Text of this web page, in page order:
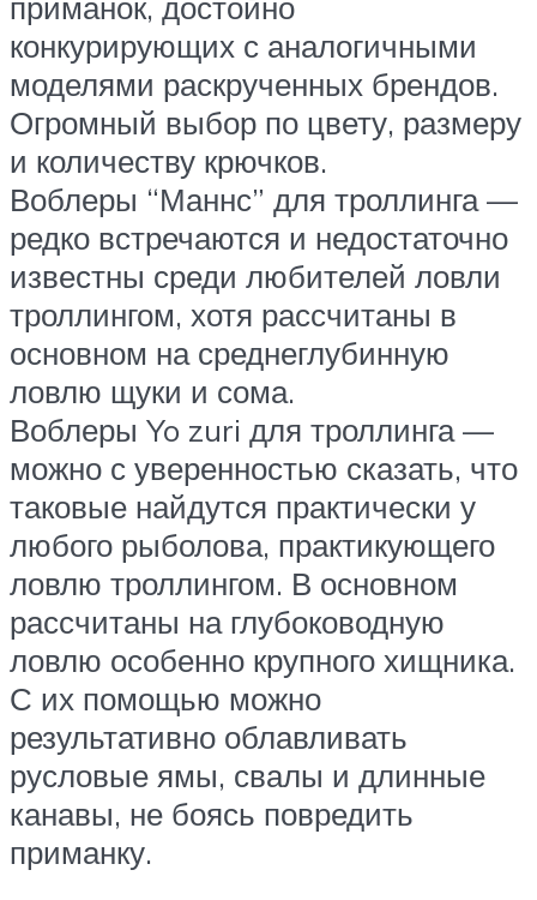
конкурирующих с аналогичными
моделями раскрученных брендов.
Огромный выбор по цвету, размеру
и количеству крючков.
Воблеры “Маннс” для троллинга —
редко встречаются и недостаточно
известны среди любителей ловли
троллингом, хотя рассчитаны в
основном на среднеглубинную
ловлю щуки и сома.
Воблеры Yo zuri для троллинга —
можно с уверенностью сказать, что
таковые найдутся практически у
любого рыболова, практикующего
ловлю троллингом. В основном
рассчитаны на глубоководную
ловлю особенно крупного хищника.
С их помощью можно
результативно облавливать
русловые ямы, свалы и длинные
канавы, не боясь повредить
приманку.